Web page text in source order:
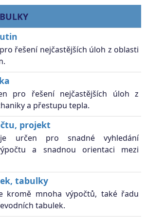
řešení nejčastějších úloh z oblasti
pro řešení nejčastějších úloh z
a přestupu tepla.
projekt
určen pro snadné vyhledání
a snadnou orientaci mezi
tabulky
kromě mnoha výpočtů, také řadu
tabulek.